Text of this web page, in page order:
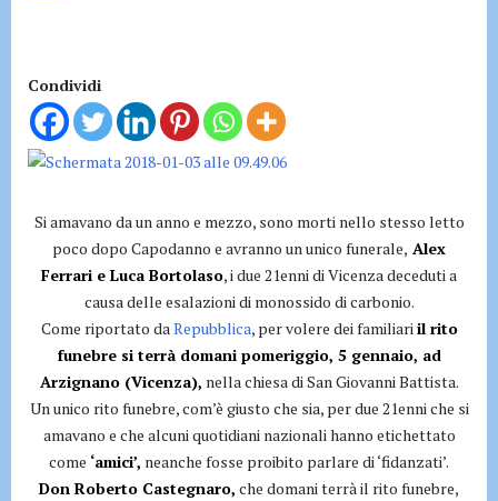
o
n
Condividi
Si amavano da un anno e mezzo, sono morti nello stesso letto
poco dopo Capodanno e avranno un unico funerale, Alex
Ferrari e Luca Bortolaso, i due 21enni di Vicenza deceduti a
causa delle esalazioni di monossido di carbonio.
Come riportato daRepubblica, per volere dei familiariil rito
funebre si terrà domani pomeriggio, 5 gennaio, ad
Arzignano (Vicenza), nella chiesa di San Giovanni Battista.
Un unico rito funebre, com’è giusto che sia, per due 21enni che si
amavano e che alcuni quotidiani nazionali hanno etichettato
come ‘amici’, neanche fosse proibito parlare di ‘fidanzati’.
Don Roberto Castegnaro, che domani terrà il rito funebre,